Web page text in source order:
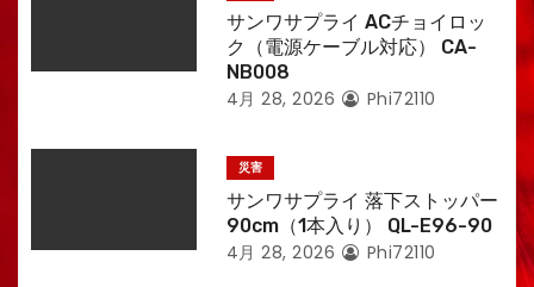
サンワサプライ ACチョイロッ
ク（電源ケーブル対応） CA-
NB008
4月 28, 2026 Phi72110
災害
サンワサプライ 落下ストッパー
90cm（1本入り） QL-E96-90
4月 28, 2026 Phi72110